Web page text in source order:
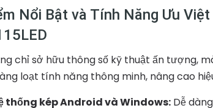
Nổi Bật và Tính Năng Ưu
chỉ sở hữu thông số kỹ thuật ấn tượng,
loạt tính năng thông minh, nâng cao
thống kép Android và Windows: Dễ